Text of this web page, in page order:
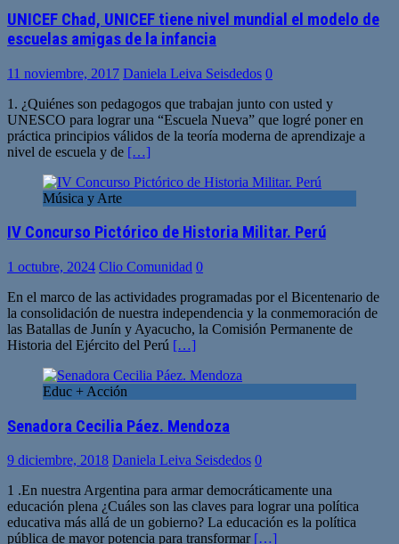
UNICEF Chad, UNICEF tiene nivel mundial el modelo de
escuelas amigas de la infancia
11 noviembre, 2017 Daniela Leiva Seisdedos 0
1. ¿Quiénes son pedagogos que trabajan junto con usted y
UNESCO para lograr una “Escuela Nueva” que logré poner en
práctica principios válidos de la teoría moderna de aprendizaje a
nivel de escuela y de […]
Música y Arte
IV Concurso Pictórico de Historia Militar. Perú
1 octubre, 2024 Clio Comunidad 0
En el marco de las actividades programadas por el Bicentenario de
la consolidación de nuestra independencia y la conmemoración de
las Batallas de Junín y Ayacucho, la Comisión Permanente de
Historia del Ejército del Perú […]
Educ + Acción
Senadora Cecilia Páez. Mendoza
9 diciembre, 2018 Daniela Leiva Seisdedos 0
1 .En nuestra Argentina para armar democráticamente una
educación plena ¿Cuáles son las claves para lograr una política
educativa más allá de un gobierno? La educación es la política
pública de mayor potencia para transformar […]